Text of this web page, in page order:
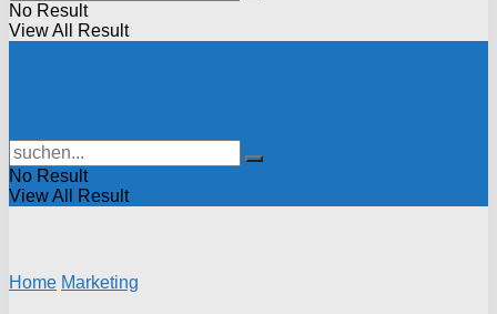
No Result
View All Result
No Result
View All Result
Home Marketing